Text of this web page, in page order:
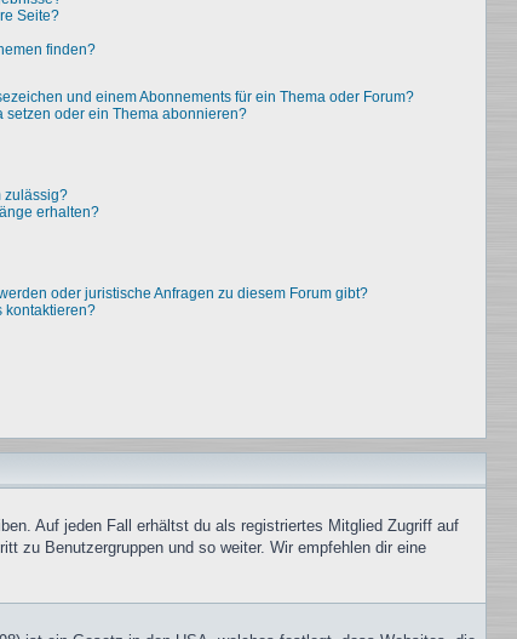
Seite?
finden?
und einem Abonnements für ein Thema oder Forum?
setzen oder ein Thema abonnieren?
zulässig?
erhalten?
oder juristische Anfragen zu diesem Forum gibt?
kontaktieren?
Auf jeden Fall erhältst du als registriertes Mitglied Zugriff auf
zu Benutzergruppen und so weiter. Wir empfehlen dir eine